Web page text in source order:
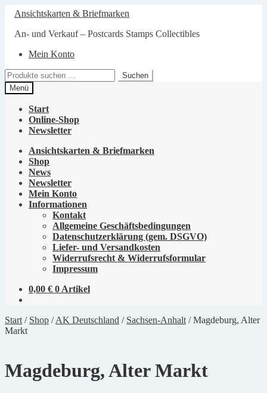
Zur
Navigation
springen
Zum
Inhalt
springen
Ansichtskarten & Briefmarken
An- und Verkauf – Postcards Stamps Collectibles
Mein Konto
Suchen
nach:
Suchen
Menü
Start
Online-Shop
Newsletter
Ansichtskarten & Briefmarken
Shop
News
Newsletter
Mein Konto
Informationen
Kontakt
Allgemeine Geschäftsbedingungen
Datenschutzerklärung (gem. DSGVO)
Liefer- und Versandkosten
Widerrufsrecht & Widerrufsformular
Impressum
0,00 € 0 Artikel
Start / Shop /AK Deutschland / Sachsen-Anhalt /Magdeburg, Alter
Markt
Magdeburg, Alter Markt